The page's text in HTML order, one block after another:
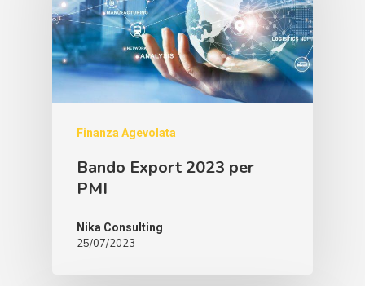
Finanza Agevolata
Bando Export 2023 per
PMI
Nika Consulting
25/07/2023